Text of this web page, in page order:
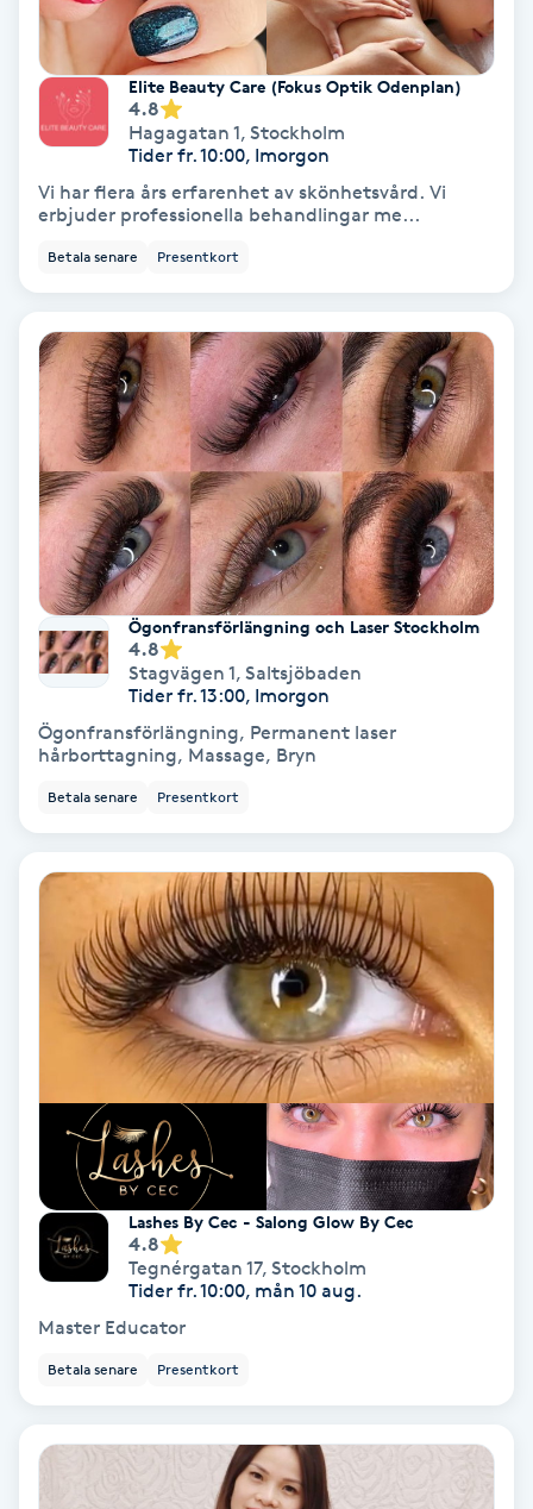
Regndroppsmassage
Reiki
Reikihealing
Reiki massage
Rosacea
Rosenmetoden
Ryggmassage
Samtalsterapi
Senioryoga
Skalpmassage
Skinbooster
Sklerosering
Skoinlägg
Skäggfärgning
Skäggtrimmning
Skönhet
Elite Beauty Care (Fokus Optik Odenplan)
4.8
Hagagatan 1, Stockholm
Tider fr. 10:00, Imorgon
Vi har flera års erfarenhet av skönhetsvård. Vi
erbjuder professionella behandlingar me...
Betala senare Presentkort
Ögonfransförlängning och Laser Stockholm
4.8
Stagvägen 1, Saltsjöbaden
Tider fr. 13:00, Imorgon
Ögonfransförlängning, Permanent laser
hårborttagning, Massage, Bryn
Betala senare Presentkort
Lashes By Cec - Salong Glow By Cec
4.8
Tegnérgatan 17, Stockholm
Tider fr. 10:00, mån 10 aug.
Master Educator
Betala senare Presentkort